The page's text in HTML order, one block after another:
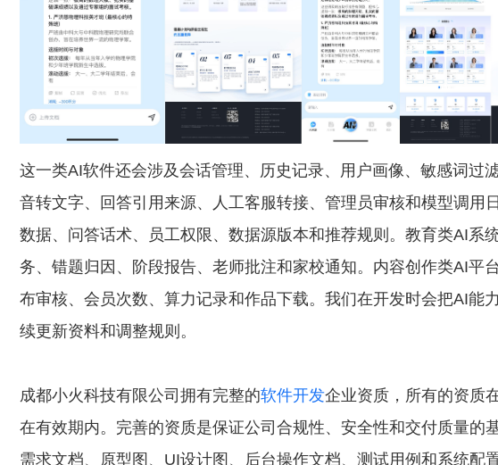
这一类AI软件还会涉及会话管理、历史记录、用户画像、敏感词过
音转文字、回答引用来源、人工客服转接、管理员审核和模型调用
数据、问答话术、员工权限、数据源版本和推荐规则。教育类AI系
务、错题归因、阶段报告、老师批注和家校通知。内容创作类AI平
布审核、会员次数、算力记录和作品下载。我们在开发时会把AI能
续更新资料和调整规则。
成都小火科技有限公司拥有完整的软件开发企业资质，所有的资质
在有效期内。完善的资质是保证公司合规性、安全性和交付质量的
需求文档、原型图、UI设计图、后台操作文档、测试用例和系统配